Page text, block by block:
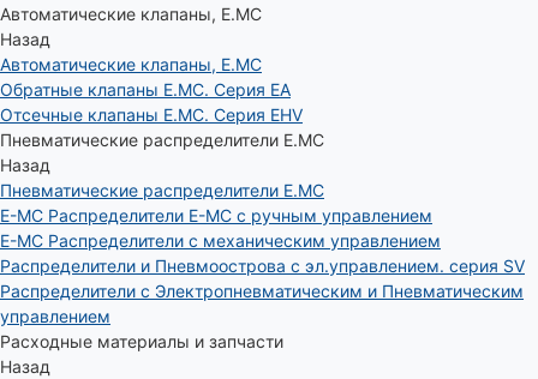
Автоматические клапаны, Е.МС
Назад
Автоматические клапаны, Е.МС
Обратные клапаны E.MC. Серия EA
Отсечные клапаны E.MC. Серия EHV
Пневматические распределители E.MC
Назад
Пневматические распределители E.MC
E-MC Распределители E-MC с ручным управлением
E-MC Распределители с механическим управлением
Распределители и Пневмоострова с эл.управлением. серия SV
Распределители с Электропневматическим и Пневматическим
управлением
Расходные материалы и запчасти
Назад